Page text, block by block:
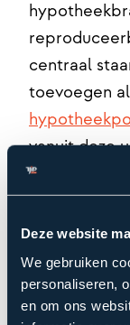
Deze website
We gebruiken
personaliseren,
en om ons
centraal
toevoegen
vanuit deze
daarmee
die
willen